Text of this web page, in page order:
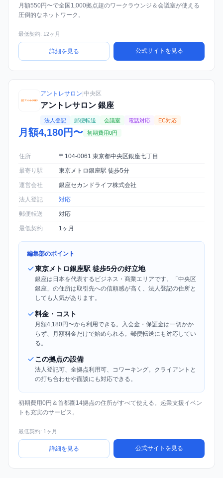
月額550円〜で全国1,000拠点超のワークラウンジ＆会議室が使える
圧倒的なネットワーク。
最低契約: 12ヶ月
詳細を見る 公式サイトを見る
アントレサロン 中央区
アントレサロン 銀座
法人登記 郵便転送 会議室 電話対応 EC対応
月額4,180円〜 初期費用0円
住所 〒104-0061 東京都中央区銀座七丁目
最寄り駅 東京メトロ銀座駅 徒歩5分
運営会社 銀座セカンドライフ株式会社
法人登記 対応
郵便転送 対応
最低契約 1ヶ月
編集部のポイント
東京メトロ銀座駅 徒歩5分の好立地
銀座は日本を代表するビジネス・商業エリアです。「中央区
銀座」の住所は取引先への信頼感が高く、法人登記の住所と
しても人気があります。
料金・コスト
月額4,180円〜から利用できる。入会金・保証金は一切かか
らず、月額料金だけで始められる。郵便転送にも対応してい
る。
この拠点の設備
法人登記可、全拠点利用可、コワーキング。クライアントと
の打ち合わせや面談にも対応できる。
初期費用0円＆首都圏14拠点の住所がすべて使える。起業支援イベン
トも充実のサービス。
最低契約: 1ヶ月
詳細を見る 公式サイトを見る